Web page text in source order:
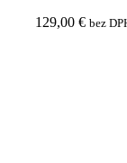
129,00€ bez